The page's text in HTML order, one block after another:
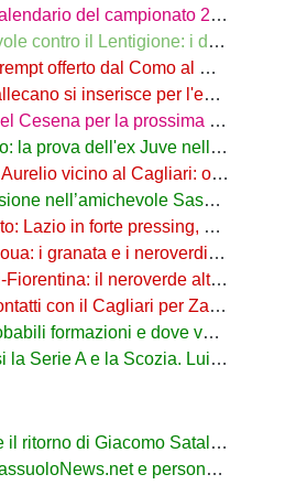
26/27: si parte a Parma
il Lentigione: i dettagli
al Cagliari per avere Esposito
per l'ex Torino Obrador
per la prossima stagione
dell'ex Juve nell'1-4 col Celta
operazione in dirittura d’arrivo
Sassuolo-Celta Vigo
pressing, Fiorentina osserva
i neroverdi valutano per l'ex Verona
alternativa a Pellegrino del Parma
con il Cagliari per Zappa
e dove vederla in tv e streaming
Lui o Pinamonti: chi sarà titolare
Satalino a un mese dall'addio
e personalizza le tue notizie